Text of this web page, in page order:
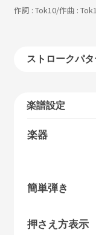
作詞 : Tok10/作曲 :
ストロークパ
楽譜設定
楽器
簡単弾き
押さえ方表示